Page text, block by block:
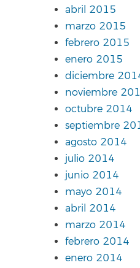
abril 2015
marzo 2015
febrero 2015
enero 2015
diciembre
noviembre
octubre 2014
septiembre
agosto 2014
julio 2014
junio 2014
mayo 2014
abril 2014
marzo 2014
febrero 2014
enero 2014